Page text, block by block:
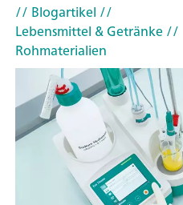
// Blogartikel //
Lebensmittel & Getränke//
Rohmaterialien